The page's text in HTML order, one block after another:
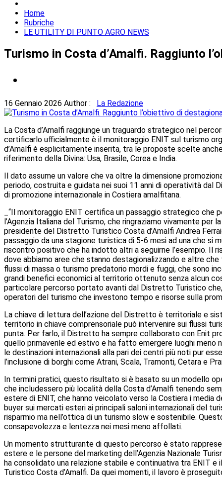
Home
Rubriche
LE UTILITY DI PUNTO AGRO NEWS
Turismo in Costa d’Amalfi. Raggiunto
16 Gennaio 2026 Author : La Redazione
La Costa d’Amalfi raggiunge un traguardo strategico nel
certificarlo ufficialmente è il monitoraggio ENIT sul turismo
d’Amalfi è esplicitamente inserita, tra le proposte scelte
riferimento della Divina: Usa, Brasile, Corea e India.
Il dato assume un valore che va oltre la dimensione
periodo, costruita e guidata nei suoi 11 anni di operatività
di promozione internazionale in Costiera amalfitana.
_“Il monitoraggio ENIT certifica un passaggio strategico che
l’Agenzia Italiana del Turismo, che ringraziamo vivamente per
presidente del Distretto Turistico Costa d’Amalfi Andrea
passaggio da una stagione turistica di 5-6 mesi ad una che si
riscontro positivo che ha indotto altri a seguirne l’esempio. Il
dove abbiamo aree che stanno destagionalizzando e altre
flussi di massa o turismo predatorio mordi e fuggi, che sono
grandi benefici economici al territorio ottenuto senza alcun
particolare percorso portato avanti dal Distretto Turistico
operatori del turismo che investono tempo e risorse sulla
La chiave di lettura dell’azione del Distretto è territoriale e
territorio in chiave comprensoriale può intervenire sui flussi
punta. Per farlo, il Distretto ha sempre collaborato con Enit
quello primaverile ed estivo e ha fatto emergere luoghi
le destinazioni internazionali alla pari dei centri più noti pur
l’inclusione di borghi come Atrani, Scala, Tramonti, Cetara e
In termini pratici, questo risultato si è basato su un modello
che includessero più località della Costa d’Amalfi tenendo
estere di ENIT, che hanno veicolato verso la Costiera i media
buyer sui mercati esteri ai principali saloni internazionali del
risparmio ma nell’ottica di un turismo slow e sostenibile.
consapevolezza e lentezza nei mesi meno affollati.
Un momento strutturante di questo percorso è stato
estere e le persone del marketing dell’Agenzia Nazionale
ha consolidato una relazione stabile e continuativa tra ENIT
Turistico Costa d’Amalfi. Da quei momenti, il lavoro è